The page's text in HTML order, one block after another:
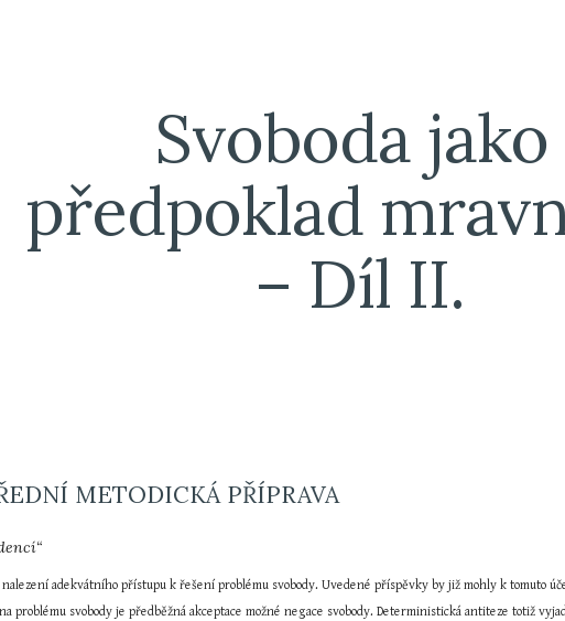
Svoboda jako
předpoklad
– Díl II.
METODICKÁ PŘÍPRAVA
adekvátního přístupu k řešení problému svobody. Uvedené příspěvky by již mohly k tomuto
problému svobody je předběžná akceptace možné negace svobody. Deterministická antiteze totiž